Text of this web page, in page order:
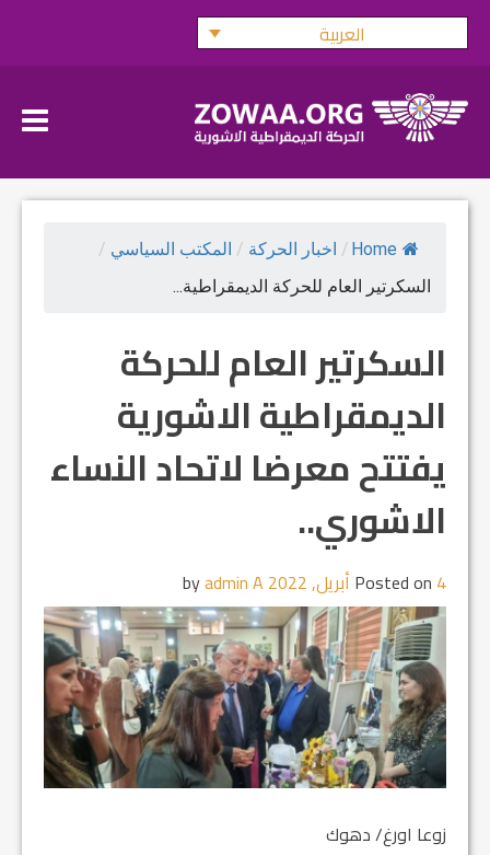
Skip
العربية
Home
/ اخبار الحركة / المكتب السياسي /
السكرتير العام للحركة الديمقراطية...
السكرتير العام للحركة
الديمقراطية الاشورية
يفتتح معرضا لاتحاد النساء
الاشوري..
Posted on 4 أبريل, 2022 admin A
زوعا اورغ/ دهوك